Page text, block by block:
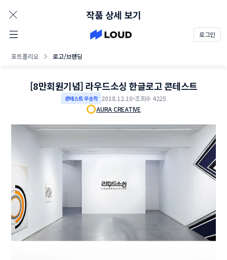
로그인
포트폴리오 로고/브랜딩
작품 상세 보기
[8만회원기념] 라우드소싱 한글로고 콘테스트
콘테스트 우승작 2018.12.10 조회수 4225
AURA CREATIVE